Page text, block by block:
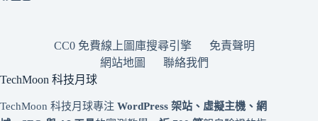
CC0 免費線上圖庫搜尋引擎
免責聲明
網站地圖
聯絡我們
TechMoon 科技月球
TechMoon 科技月球專注 WordPress 架站、虛擬主機、網